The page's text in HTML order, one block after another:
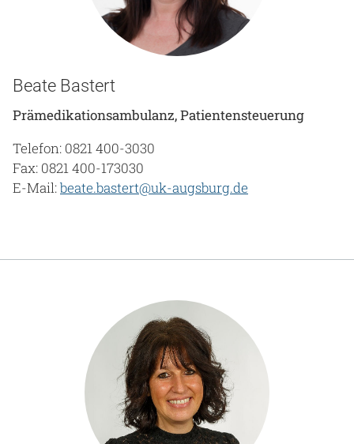
Beate Bastert
Prämedikationsambulanz, Patientensteuerung
Telefon: 0821 400-3030
Fax: 0821 400-173030
E-Mail:beate.bastert@uk-augsburg.de